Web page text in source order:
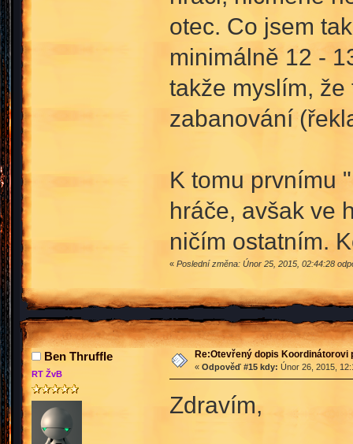
otec. Co jsem
minimálně 12 -
takže myslím,
zabanování
K tomu prvnímu
hráče, avšak ve
ničím ostatním.
« Poslední změna: Únor 25, 2015, 02:44:28
Ben Thruffle
RT ŽvB
Re:Otevřený dopis Koordinátorovi
« Odpověď #15 kdy: Únor 26, 2015,
Zdravím,